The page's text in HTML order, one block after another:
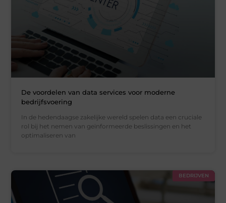
De voordelen van data services voor moderne
bedrijfsvoering
In de hedendaagse zakelijke wereld spelen data een cruciale
rol bij het nemen van geïnformeerde beslissingen en het
optimaliseren van
BEDRIJVEN